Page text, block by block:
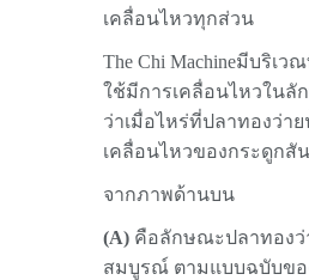
เคลื่อนไหวทุกส่วน
The Chi Machineมีบริเ
ใช้มีการเคลื่อนไหวในลั
ว่าเมื่อไหร่ที่ปลาทองว่า
เคลื่อนไหวของกระดูกสั
จากภาพด้านบน
(A) คือลักษณะปลาทองว่
สมบูรณ์ ตามแบบฉบับของ